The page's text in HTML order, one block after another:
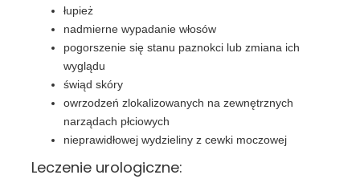
łupież
nadmierne wypadanie włosów
pogorszenie się stanu paznokci lub zmiana ich
wyglądu
świąd skóry
owrzodzeń zlokalizowanych na zewnętrznych
narządach płciowych
nieprawidłowej wydzieliny z cewki moczowej
Leczenie urologiczne: